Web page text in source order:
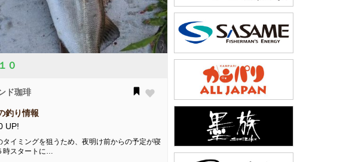
０
ド珈琲
釣り情報
UP!
タイミングを狙うため、夜明け前からの予定が寝
時スタートに…